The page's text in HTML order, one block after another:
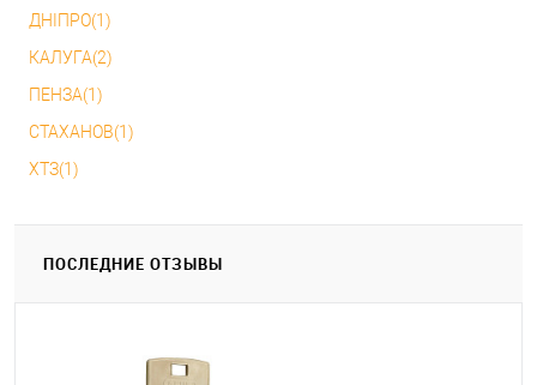
ДНІПРО(1)
КАЛУГА(2)
ПЕНЗА(1)
СТАХАНОВ(1)
ХТЗ(1)
ПОСЛЕДНИЕ ОТЗЫВЫ